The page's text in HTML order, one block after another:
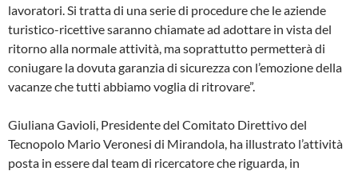
lavoratori. Si tratta di una serie di procedure che le aziende
turistico-ricettive saranno chiamate ad adottare in vista del
ritorno alla normale attività, ma soprattutto permetterà di
coniugare la dovuta garanzia di sicurezza con l’emozione della
vacanze che tutti abbiamo voglia di ritrovare”.
Giuliana Gavioli, Presidente del Comitato Direttivo del
Tecnopolo Mario Veronesi di Mirandola, ha illustrato l’attività
posta in essere dal team di ricercatore che riguarda, in